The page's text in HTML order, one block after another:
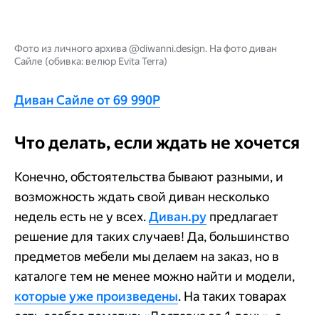
Фото из личного архива @diwanni.design. На фото диван
Сайле (обивка: велюр Evita Terra)
Диван Сайле от 69 990Р
Что делать, если ждать не хочется
Конечно, обстоятельства бывают разными, и
возможность ждать свой диван несколько
недель есть не у всех.Диван.ру предлагает
решение для таких случаев! Да, большинство
предметов мебели мы делаем на заказ, но в
каталоге тем не менее можно найти и модели,
которые уже произведены. На таких товарах